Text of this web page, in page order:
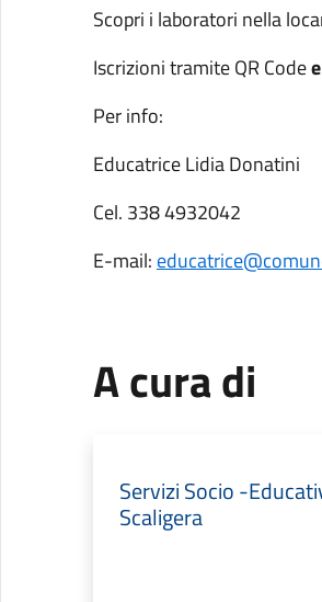
Scopri i laboratori nella
Iscrizioni tramite QR Code
Per info:
Educatrice Lidia Donatini
Cel. 338 4932042
E-mail:
A cura di
Servizi Socio -
Scaligera